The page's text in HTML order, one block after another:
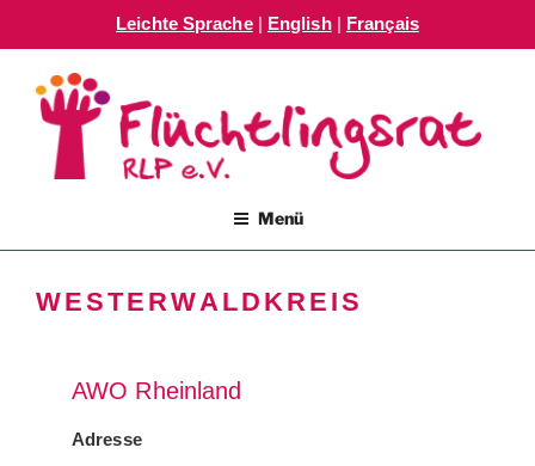
Leichte Sprache| English| Français
Inhalt
springen
FLÜCHTLINGSRAT RLP E.V.
Menü
WESTERWALDKREIS
AWO Rheinland
Adresse